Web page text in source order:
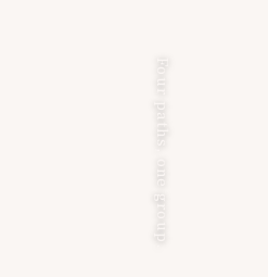
Four paths, one group.